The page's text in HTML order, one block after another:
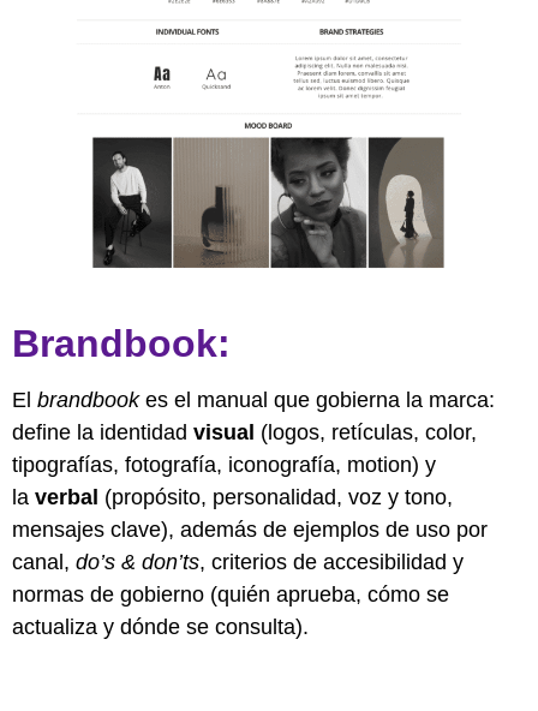
Brandbook:
El brandbookes el manual que gobierna la marca:
define la identidad visual (logos, retículas, color,
tipografías, fotografía, iconografía, motion) y
la verbal (propósito, personalidad, voz y tono,
mensajes clave), además de ejemplos de uso por
canal, do’s & don’ts, criterios de accesibilidad y
normas de gobierno (quién aprueba, cómo se
actualiza y dónde se consulta).